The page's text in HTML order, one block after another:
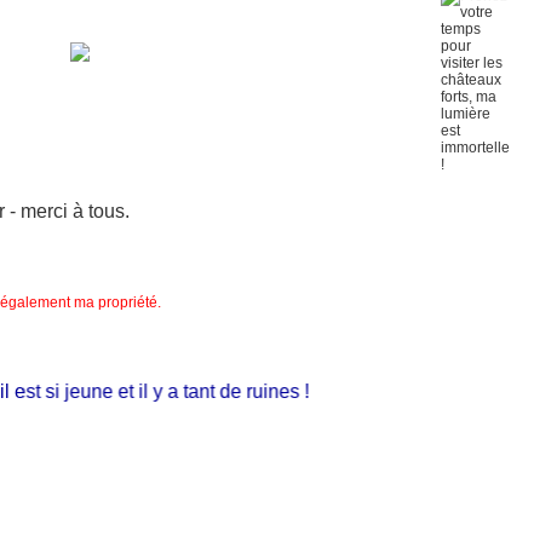
- merci à tous.
ma propriété.
si jeune et il y a tant de ruines !